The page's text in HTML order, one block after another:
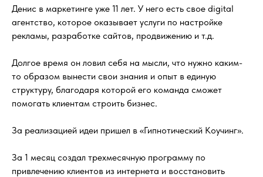
Денис в маркетинге уже 11 лет. У него есть свое digital
агентство, которое оказывает услуги по настройке
рекламы, разработке сайтов, продвижению и т.д.
Долгое время он ловил себя на мысли, что нужно каким-
то образом вынести свои знания и опыт в единую
структуру, благодаря которой его команда сможет
помогать клиентам строить бизнес.
За реализацией идеи пришел в «Гипнотический Коучинг».
За 1 месяц создал трехмесячную программу по
привлечению клиентов из интернета и восстановить